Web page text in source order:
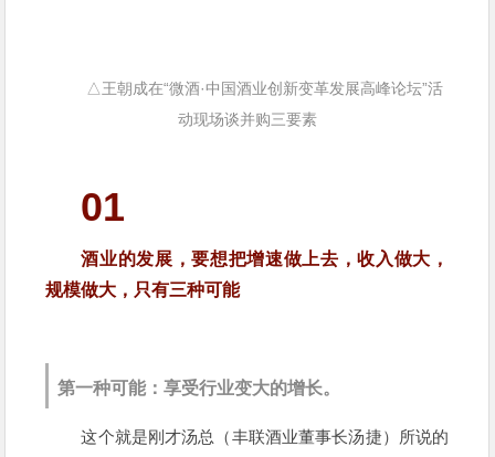
△王朝成在“微酒·中国酒业创新变革发展高峰论坛”活
动现场谈并购三要素
01
酒业的发展，要想把增速做上去，收入做大，
规模做大，只有三种可能
第一种可能：享受行业变大的增长。
这个就是刚才汤总（丰联酒业董事长汤捷）所说的